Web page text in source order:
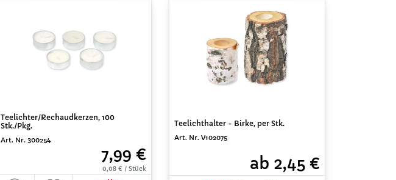
Teelichter/Rechaudkerzen, 100
Stk./Pkg.
Art. Nr. 300254
7,99 €
0,08 € / Stück
Teelichthalter - Birke, per Stk.
Art. Nr. V102075
ab 2,45 €